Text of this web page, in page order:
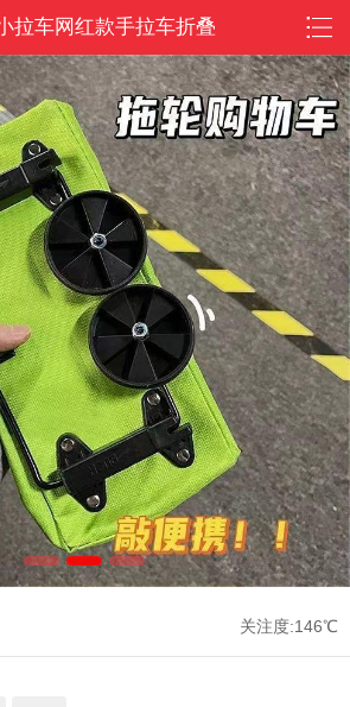
拉车网红款手拉车折叠
轮子手提袋防水超市购
物小推车/户外游玩
关注度:146℃